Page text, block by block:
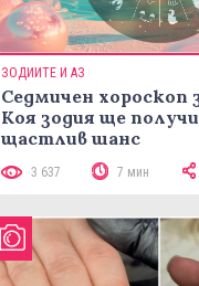
ЗОДИИТЕ И АЗ
Седмичен хороскоп
Коя зодия ще
щастлив шанс
3 637 7 мин